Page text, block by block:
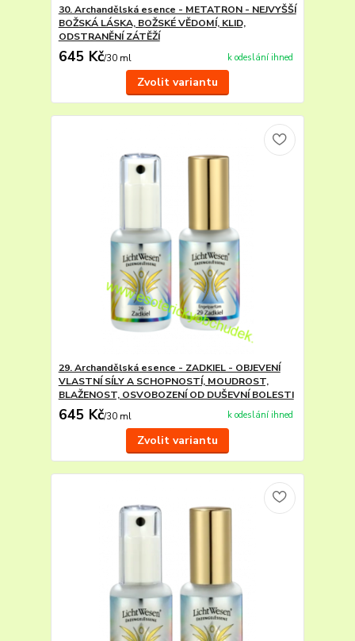
30. Archandělská esence - METATRON - NEJVYŠŠÍ
BOŽSKÁ LÁSKA, BOŽSKÉ VĚDOMÍ, KLID,
ODSTRANĚNÍ ZÁTĚŽÍ
645 Kč/30 ml k odeslání ihned
Zvolit variantu
29. Archandělská esence - ZADKIEL - OBJEVENÍ
VLASTNÍ SÍLY A SCHOPNOSTÍ, MOUDROST,
BLAŽENOST, OSVOBOZENÍ OD DUŠEVNÍ BOLESTI
645 Kč/30 ml k odeslání ihned
Zvolit variantu